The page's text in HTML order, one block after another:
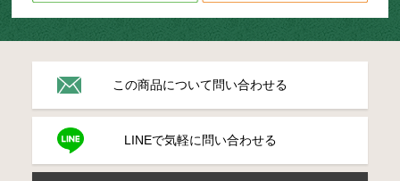
この商品について問い合わせる
LINEで気軽に問い合わせる